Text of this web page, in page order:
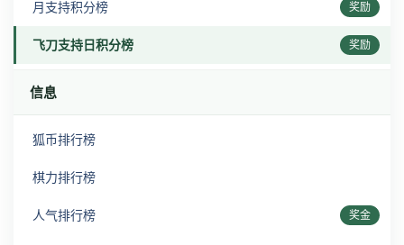
月支持积分榜 奖励
飞刀支持日积分榜 奖励
信息
狐币排行榜
棋力排行榜
人气排行榜 奖金